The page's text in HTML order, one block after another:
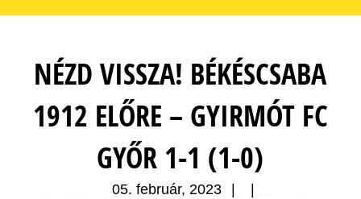
NÉZD VISSZA! BÉKÉSCSABA
1912 ELŐRE – GYIRMÓT FC
GYŐR 1-1 (1-0)
05. február, 2023